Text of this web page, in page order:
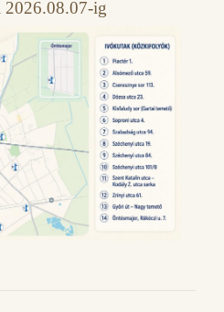
2026.08.07-ig